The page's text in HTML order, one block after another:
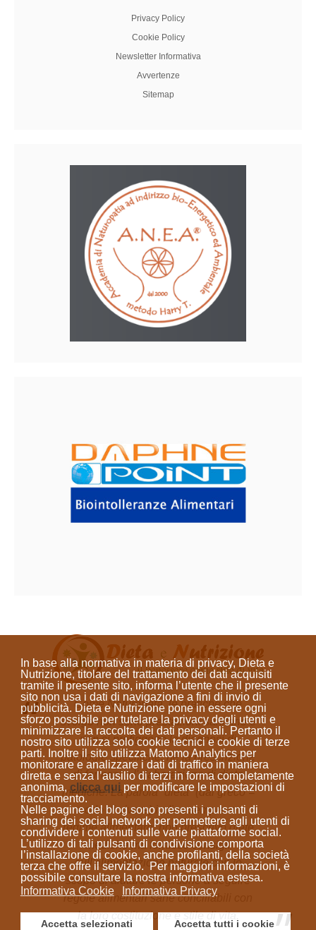
In base alla normativa in materia di privacy, Dieta e
Nutrizione, titolare del trattamento dei dati acquisiti
tramite il presente sito, informa l’utente che il presente
sito non usa i dati di navigazione a fini di invio di
pubblicità. Dieta e Nutrizione pone in essere ogni
sforzo possibile per tutelare la privacy degli utenti e
minimizzare la raccolta dei dati personali. Pertanto il
nostro sito utilizza solo cookie tecnici e cookie di terze
parti. Inoltre il sito utilizza Matomo Analytics per
monitorare e analizzare i dati di traffico in maniera
diretta e senza l’ausilio di terzi in forma completamente
anonima, clicca quiper modificare le impostazioni di
tracciamento.
Nelle pagine del blog sono presenti i pulsanti di
sharing dei social network per permettere agli utenti di
condividere i contenuti sulle varie piattaforme social.
L’utilizzo di tali pulsanti di condivisione comporta
l’installazione di cookie, anche profilanti, della società
terza che offre il servizio. Per maggiori informazioni, è
possibile consultare la nostra informativa estesa.
Informativa Cookie
Informativa Privacy
Accetta selezionati Accetta tutti i cookie
Privacy Policy
Cookie Policy
Newsletter Informativa
Avvertenze
Sitemap
Come Naturopata, le pratiche che
svolgo non sono prestazioni sanitarie e
non si prefiggono la diagnosi di
patologie specifiche, né la prescrizione
di farmaci o l'elaborazione di diete
mediche. La parola “dieta” (dal greco =
modo di vivere)indica sempre un
regime alimentare; non prescrivo diete
mediche ma fornisco consigli
sull'alimentazione naturale con lo
scopo di aiutare le persone a seguire
regole alimentari sane conciliabili con
la loro costituzione e stile di vita.